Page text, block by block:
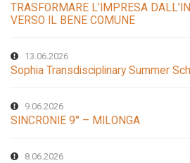
TRASFORMARE L’IMPRESA
VERSO IL BENE COMUNE
13.06.2026
Sophia Transdisciplinary Summer
9.06.2026
SINCRONIE 9° – MILONGA
8.06.2026